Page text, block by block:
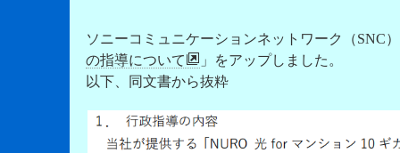
ソニーコミュニケーションネットワーク（SNC
の指導について
」をアップしました。
以下、同文書から抜粋